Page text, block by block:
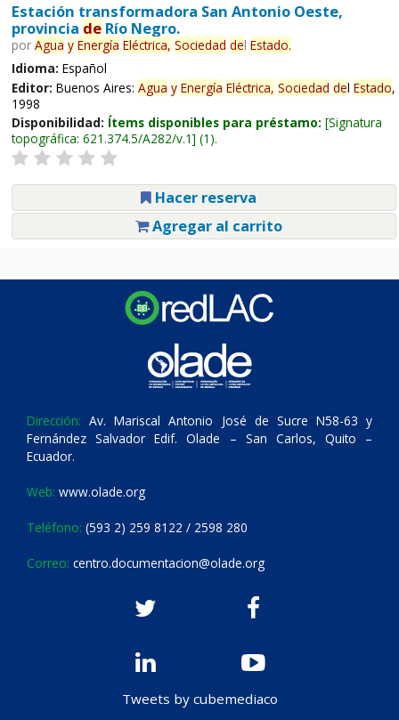
Estación transformadora San Antonio Oeste,
provincia deRío Negro.
por Agua y Energía Eléctrica, Sociedad del Estado.
Idioma: Español
Editor: Buenos Aires: Agua y Energía Eléctrica, Sociedad del Estado,
1998
Disponibilidad: Ítems disponibles para préstamo: Signatura
topográfica: 621.374.5/A282/v.1 (1).
Hacer reserva
Agregar al carrito
Dirección: Av. Mariscal Antonio José de Sucre N58-63 y
Fernández Salvador Edif. Olade – San Carlos, Quito –
Ecuador.
Web: www.olade.org
Teléfono: (593 2) 259 8122 / 2598 280
Correo: centro.documentacion@olade.org
Tweets by cubemediaco